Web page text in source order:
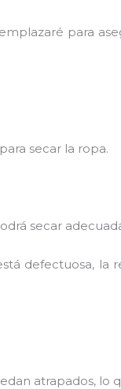
para
secar la ropa.
secar
defectuosa, la
atrapados, lo